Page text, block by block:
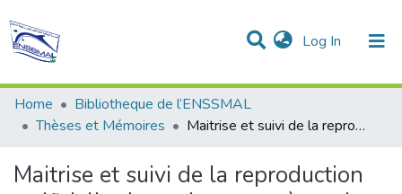
Log In (current)
Communities & Collections
Statistics
All of DSpace
Home
Bibliotheque de l’ENSSMAL
Thèses et Mémoires
Maitrise et suivi de la reproduction artificielle de quelques espèces de la famille des cyprinidés
Maitrise et suivi de la reproduction